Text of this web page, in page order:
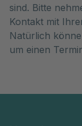
sind. Bitte
Kontakt mit
Natürlich
um einen